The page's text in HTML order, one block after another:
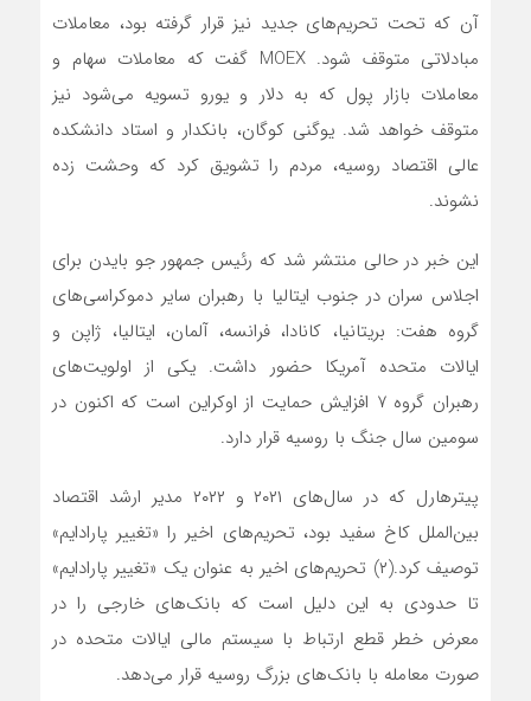
آن که تحت تحریم‌های جدید نیز قرار گرفته بود، معاملات
مبادلاتی متوقف شود. MOEX گفت که معاملات سهام و
معاملات بازار پول که به دلار و یورو تسویه‌ می‌شود نیز
متوقف خواهد شد. یوگنی کوگان، بانکدار و استاد دانشکده
عالی اقتصاد روسیه، مردم را تشویق کرد که وحشت زده
نشوند.
این خبر در حالی منتشر شد که رئیس جمهور جو بایدن برای
اجلاس سران در جنوب ایتالیا با رهبران سایر دموکراسی‌های
گروه هفت: بریتانیا، کانادا، فرانسه، آلمان، ایتالیا، ژاپن و
ایالات متحده آمریکا حضور داشت. یکی از اولویت‌های
رهبران گروه ۷ افزایش حمایت از اوکراین است که اکنون در
سومین سال جنگ با روسیه قرار دارد.
پیتر‌هارل که در سال‌های ۲۰۲۱ و ۲۰۲۲ مدیر ارشد اقتصاد
بین‌الملل کاخ سفید بود، تحریم‌های اخیر را «تغییر پارادایم»
توصیف کرد.(۲) تحریم‌های اخیر به عنوان یک «تغییر پارادایم»
تا حدودی به این دلیل است که بانک‌های خارجی را در
معرض خطر قطع ارتباط با سیستم مالی ایالات متحده در
صورت معامله با بانک‌های بزرگ روسیه قرار می‌دهد.